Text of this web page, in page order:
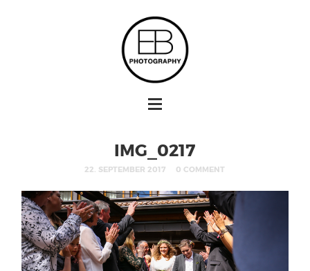
IMG_0217
22. SEPTEMBER 2017 0 COMMENT